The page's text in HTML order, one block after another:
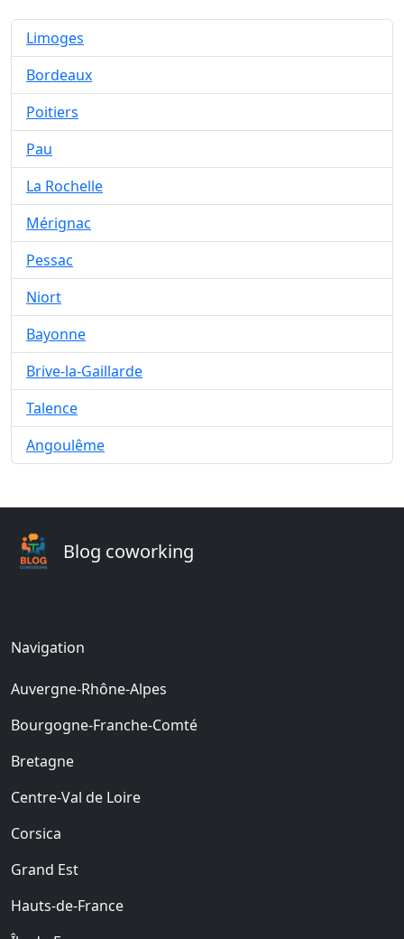
Limoges
Bordeaux
Poitiers
Pau
La Rochelle
Mérignac
Pessac
Niort
Bayonne
Brive-la-Gaillarde
Talence
Angoulême
Blog coworking
Navigation
Auvergne-Rhône-Alpes
Bourgogne-Franche-Comté
Bretagne
Centre-Val de Loire
Corsica
Grand Est
Hauts-de-France